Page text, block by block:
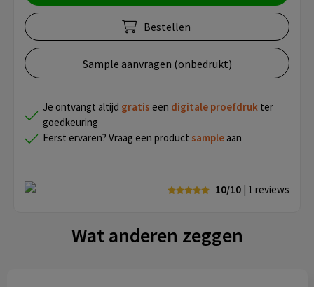
Bestellen
Sample aanvragen (onbedrukt)
Je ontvangt altijd gratis een digitale proefdruk ter
goedkeuring
Eerst ervaren? Vraag een product sample aan
10/10 | 1 reviews
Wat anderen zeggen